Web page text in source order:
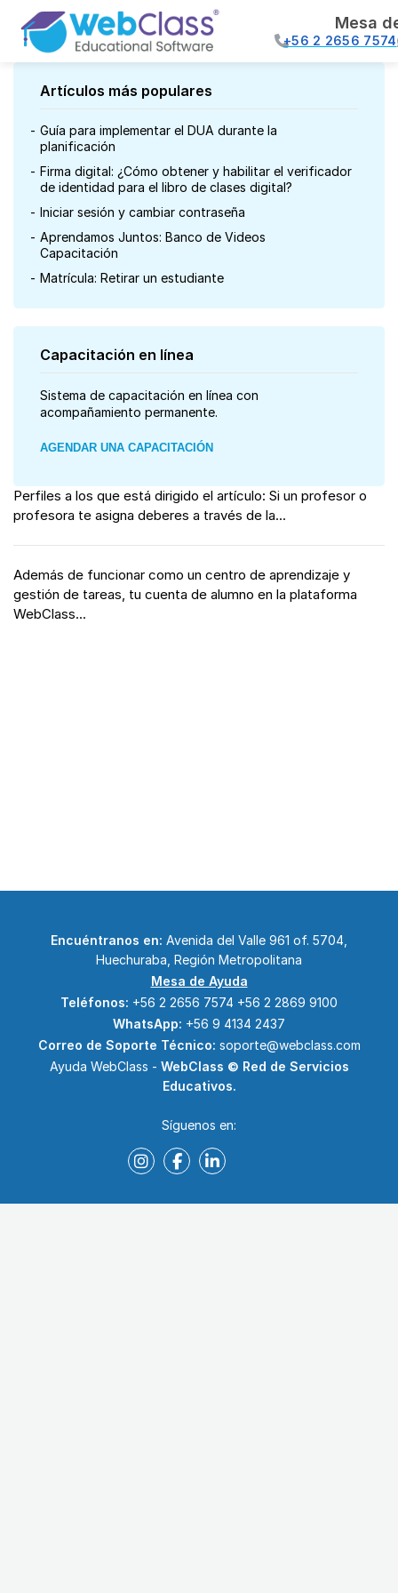
Mesa
+56 2 2656 7574
Artículos más populares
Guía para implementar el DUA durante la
planificación
Firma digital: ¿Cómo obtener y habilitar el verificador
de identidad para el libro de clases digital?
Iniciar sesión y cambiar contraseña
Aprendamos Juntos: Banco de Videos
Capacitación
Matrícula: Retirar un estudiante
Capacitación en línea
Sistema de capacitación en línea con
acompañamiento permanente.
AGENDAR UNA CAPACITACIÓN
Perfiles a los que está dirigido el artículo: Si un profesor o
profesora te asigna deberes a través de la...
Además de funcionar como un centro de aprendizaje y
gestión de tareas, tu cuenta de alumno en la plataforma
WebClass...
Encuéntranos en: Avenida del Valle 961 of. 5704,
Huechuraba, Región Metropolitana
Mesa de Ayuda
Teléfonos: +56 2 2656 7574 +56 2 2869 9100
WhatsApp: +56 9 4134 2437
Correo de Soporte Técnico: soporte@webclass.com
Ayuda WebClass - WebClass © Red de Servicios
Educativos.
Síguenos en: